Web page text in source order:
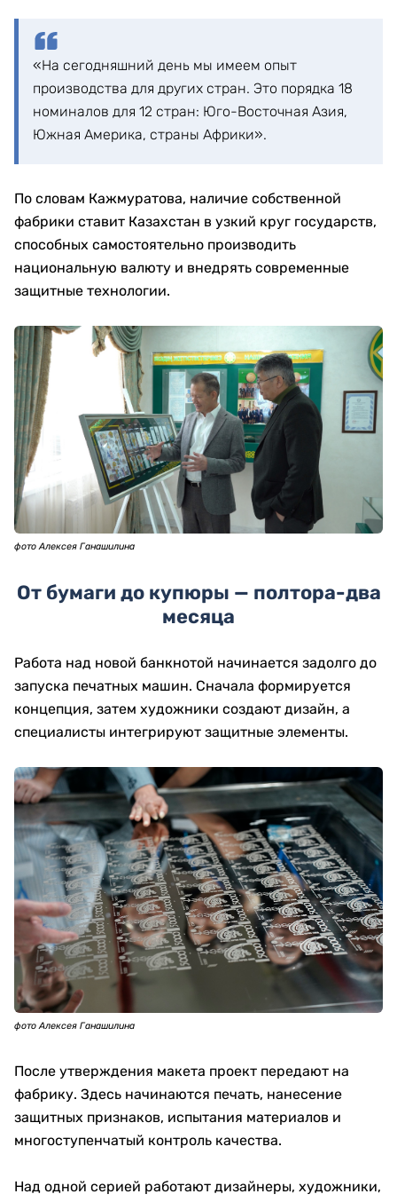
«На сегодняшний день мы имеем опыт
производства для других стран. Это порядка 18
номиналов для 12 стран: Юго-Восточная Азия,
Южная Америка, страны Африки».
По словам Кажмуратова, наличие собственной
фабрики ставит Казахстан в узкий круг государств,
способных самостоятельно производить
национальную валюту и внедрять современные
защитные технологии.
фото Алексея Ганашилина
От бумаги до купюры — полтора-два
месяца
Работа над новой банкнотой начинается задолго до
запуска печатных машин. Сначала формируется
концепция, затем художники создают дизайн, а
специалисты интегрируют защитные элементы.
фото Алексея Ганашилина
После утверждения макета проект передают на
фабрику. Здесь начинаются печать, нанесение
защитных признаков, испытания материалов и
многоступенчатый контроль качества.
Над одной серией работают дизайнеры, художники,